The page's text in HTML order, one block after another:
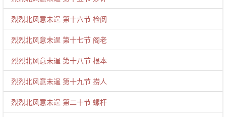
烈烈北风意未逞 第十六节 检阅
烈烈北风意未逞 第十七节 阁老
烈烈北风意未逞 第十八节 根本
烈烈北风意未逞 第十九节 捞人
烈烈北风意未逞 第二十节 螺杆